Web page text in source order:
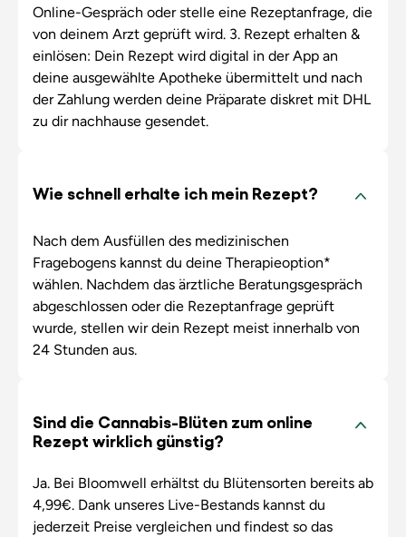
Online-Gespräch oder stelle eine Rezeptanfrage, die
von deinem Arzt geprüft wird. 3. Rezept erhalten &
einlösen: Dein Rezept wird digital in der App an
deine ausgewählte Apotheke übermittelt und nach
der Zahlung werden deine Präparate diskret mit DHL
zu dir nachhause gesendet.
Wie schnell erhalte ich mein Rezept?
Nach dem Ausfüllen des medizinischen
Fragebogens kannst du deine Therapieoption*
wählen. Nachdem das ärztliche Beratungsgespräch
abgeschlossen oder die Rezeptanfrage geprüft
wurde, stellen wir dein Rezept meist innerhalb von
24 Stunden aus.
Sind die Cannabis-Blüten zum online
Rezept wirklich günstig?
Ja. Bei Bloomwell erhältst du Blütensorten bereits ab
4,99€. Dank unseres Live-Bestands kannst du
jederzeit Preise vergleichen und findest so das